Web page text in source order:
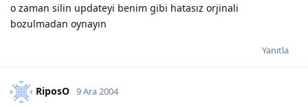
o zaman silin updateyi benim gibi hatasız orjinali
bozulmadan oynayın
Yanıtla
RiposO 9 Ara 2004